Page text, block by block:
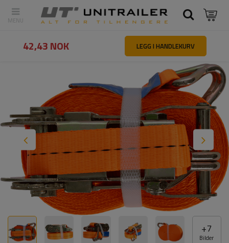
Tilbake Hovedside Surrestropper UNITRAILER
+7
Bilder
42,43 NOK LEGG I HANDLEKURV